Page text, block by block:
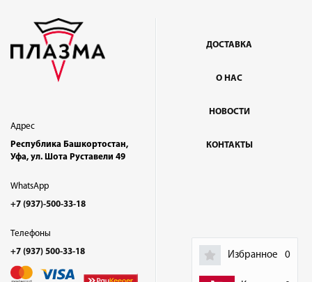
Избранное 0
Адрес
Республика Башкортостан,
Уфа, ул. Шота Руставели 49
WhatsApp
+7 (937)-500-33-18
Телефоны
+7 (937) 500-33-18
ДОСТАВКА
О НАС
НОВОСТИ
КОНТАКТЫ